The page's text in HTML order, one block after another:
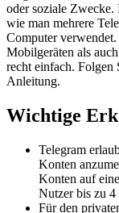
oder soziale Zwecke.
wie man mehrere
Computer
Mobilgeräten als
recht einfach. Folgen
Anleitung.
Wichtige
Telegram
Konten
Konten auf
Nutzer bis zu
Für den